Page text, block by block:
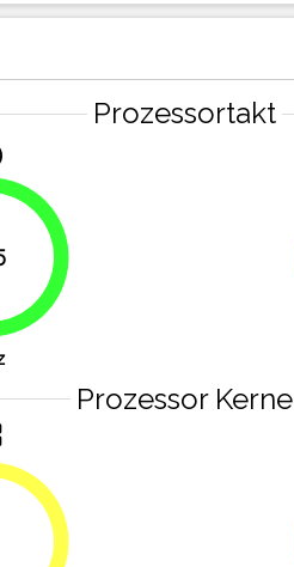
Prozessortakt
76.8%
Prozessor Kerne